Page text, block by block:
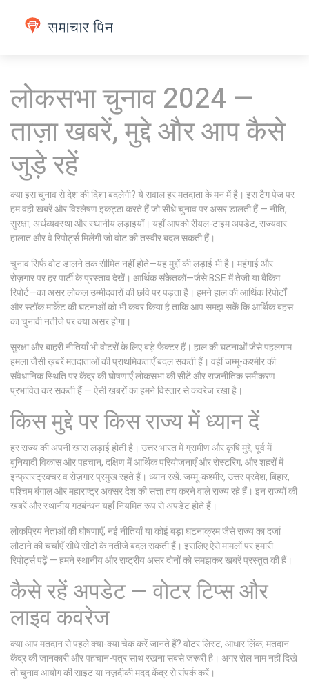
लोकसभा चुनाव 2024 —
ताज़ा खबरें, मुद्दे और आप कैसे
जुड़े रहें
क्या इस चुनाव से देश की दिशा बदलेगी? ये सवाल हर मतदाता के मन में है। इस टैग पेज पर
हम वही खबरें और विश्लेषण इकट्ठा करते हैं जो सीधे चुनाव पर असर डालती हैं — नीति,
सुरक्षा, अर्थव्यवस्था और स्थानीय लड़ाइयाँ। यहाँ आपको रीयल-टाइम अपडेट, राज्यवार
हालात और वे रिपोर्ट्स मिलेंगी जो वोट की तस्वीर बदल सकती हैं।
चुनाव सिर्फ वोट डालने तक सीमित नहीं होते—यह मुद्दों की लड़ाई भी है। महंगाई और
रोज़गार पर हर पार्टी के प्रस्ताव देखें। आर्थिक संकेतकों—जैसे BSE में तेजी या बैंकिंग
रिपोर्ट—का असर लोकल उम्मीदवारों की छवि पर पड़ता है। हमने हाल की आर्थिक रिपोर्टों
और स्टॉक मार्केट की घटनाओं को भी कवर किया है ताकि आप समझ सकें कि आर्थिक बहस
का चुनावी नतीजे पर क्या असर होगा।
सुरक्षा और बाहरी नीतियाँ भी वोटरों के लिए बड़े फैक्टर हैं। हाल की घटनाओं जैसे पहलगाम
हमला जैसी ख़बरें मतदाताओं की प्राथमिकताएँ बदल सकती हैं। वहीं जम्मू-कश्मीर की
संवैधानिक स्थिति पर केंद्र की घोषणाएँ लोकसभा की सीटें और राजनीतिक समीकरण
प्रभावित कर सकती हैं — ऐसी खबरों का हमने विस्तार से कवरेज रखा है।
किस मुद्दे पर किस राज्य में ध्यान दें
हर राज्य की अपनी खास लड़ाई होती है। उत्तर भारत में ग्रामीण और कृषि मुद्दे, पूर्व में
बुनियादी विकास और पहचान, दक्षिण में आर्थिक परियोजनाएँ और रोस्टरिंग, और शहरों में
इन्फ्रास्ट्रक्चर व रोज़गार प्रमुख रहते हैं। ध्यान रखें: जम्मू-कश्मीर, उत्तर प्रदेश, बिहार,
पश्चिम बंगाल और महाराष्ट्र अक्सर देश की सत्ता तय करने वाले राज्य रहे हैं। इन राज्यों की
खबरें और स्थानीय गठबंन्धन यहाँ नियमित रूप से अपडेट होते हैं।
लोकप्रिय नेताओं की घोषणाएँ, नई नीतियाँ या कोई बड़ा घटनाक्रम जैसे राज्य का दर्जा
लौटाने की चर्चाएँ सीधे सीटों के नतीजे बदल सकती हैं। इसलिए ऐसे मामलों पर हमारी
रिपोर्ट्स पढ़ें — हमने स्थानीय और राष्ट्रीय असर दोनों को समझकर खबरें प्रस्तुत की हैं।
कैसे रहें अपडेट — वोटर टिप्स और
लाइव कवरेज
क्या आप मतदान से पहले क्या-क्या चेक करें जानते हैं? वोटर लिस्ट, आधार लिंक, मतदान
केंद्र की जानकारी और पहचान-पत्र साथ रखना सबसे जरूरी है। अगर रोल नाम नहीं दिखे
तो चुनाव आयोग की साइट या नज़दीकी मदद केंद्र से संपर्क करें।